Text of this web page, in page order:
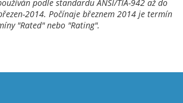
podle standardu ANSI/TIA-942 až do
2014. Počínaje březnem 2014 je termín
"Rated" nebo "Rating".